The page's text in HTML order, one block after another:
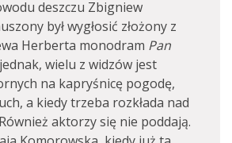
deszczu Zbigniew
był wygłosić złożony z
Herberta monodram Pan
wielu z widzów jest
na kapryśnicę pogodę,
a kiedy trzeba rozkłada nad
aktorzy się nie poddają.